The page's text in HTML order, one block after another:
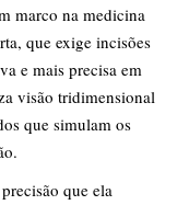
marco na medicina
que exige incisões
e mais precisa em
visão tridimensional
que simulam os
que ela